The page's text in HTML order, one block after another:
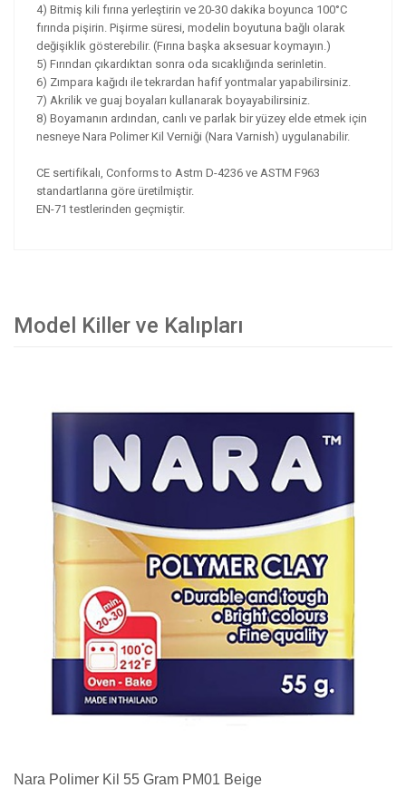
4) Bitmiş kili fırına yerleştirin ve 20-30 dakika boyunca 100°C
fırında pişirin. Pişirme süresi, modelin boyutuna bağlı olarak
değişiklik gösterebilir. (Fırına başka aksesuar koymayın.)
5) Fırından çıkardıktan sonra oda sıcaklığında serinletin.
6) Zımpara kağıdı ile tekrardan hafif yontmalar yapabilirsiniz.
7) Akrilik ve guaj boyaları kullanarak boyayabilirsiniz.
8) Boyamanın ardından, canlı ve parlak bir yüzey elde etmek için
nesneye Nara Polimer Kil Verniği (Nara Varnish) uygulanabilir.
CE sertifikalı, Conforms to Astm D-4236 ve ASTM F963
standartlarına göre üretilmiştir.
EN-71 testlerinden geçmiştir.
Model Killer ve Kalıpları
Nara Polimer Kil 55 Gram PM01 Beige